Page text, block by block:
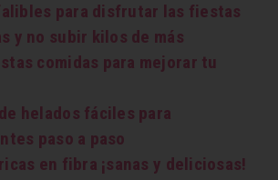
para disfrutar las fiestas
y no subir kilos de más
comidas para mejorar tu
helados fáciles para
paso a paso
en fibra ¡sanas y deliciosas!